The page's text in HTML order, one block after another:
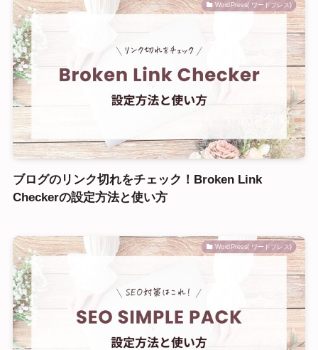
WordPress( ワードプレス)
ブログのリンク切れをチェック！Broken Link
Checkerの設定方法と使い方
WordPress( ワードプレス)